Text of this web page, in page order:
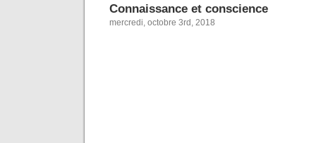
Connaissance et conscience
mercredi, octobre 3rd, 2018